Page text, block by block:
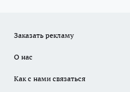
Заказать рекламу
О нас
Как с нами связаться